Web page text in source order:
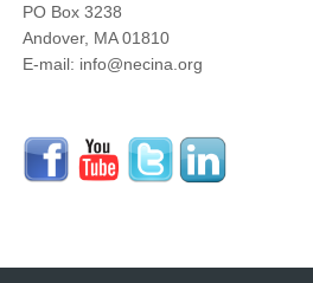
PO Box 3238
Andover, MA 01810
E-mail: info@necina.org